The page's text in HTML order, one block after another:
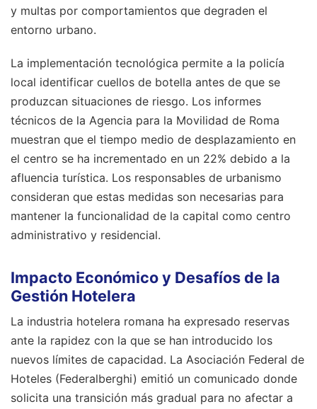
y multas por comportamientos que degraden el
entorno urbano.
La implementación tecnológica permite a la policía
local identificar cuellos de botella antes de que se
produzcan situaciones de riesgo. Los informes
técnicos de la Agencia para la Movilidad de Roma
muestran que el tiempo medio de desplazamiento en
el centro se ha incrementado en un 22% debido a la
afluencia turística. Los responsables de urbanismo
consideran que estas medidas son necesarias para
mantener la funcionalidad de la capital como centro
administrativo y residencial.
Impacto Económico y Desafíos de la
Gestión Hotelera
La industria hotelera romana ha expresado reservas
ante la rapidez con la que se han introducido los
nuevos límites de capacidad. La Asociación Federal de
Hoteles (Federalberghi) emitió un comunicado donde
solicita una transición más gradual para no afectar a